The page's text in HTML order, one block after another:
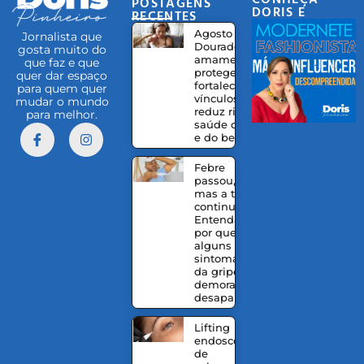
Jornalista que
gosta muito do
que faz e que
quer dar espaço
para quem quer
mudar o mundo
para melhor.
RECENTES
Agosto
Dourado:
amamentação
protege,
fortalece
vínculos e
reduz riscos à
saúde da mãe
e do bebê
Febre
passou,
mas a tosse
continua?
Entenda
por que
alguns
sintomas
da gripe
demoram a
desaparecer
Lifting
endoscópico
de
DORIS E
EQUIPE